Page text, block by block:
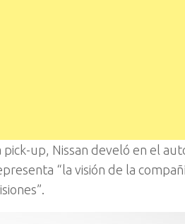
up, Nissan develó en el
“la visión de la